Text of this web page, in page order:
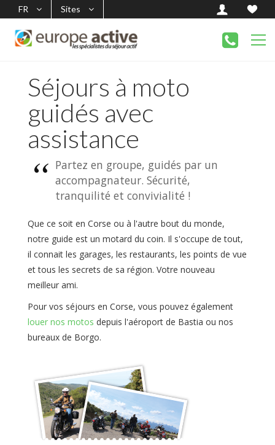
FR Sites
Séjours à moto
guidés avec
assistance
Partez en groupe, guidés par un
accompagnateur. Sécurité,
tranquilité et convivialité !
Que ce soit en Corse ou à l'autre bout du monde,
notre guide est un motard du coin. Il s'occupe de tout,
il connait les garages, les restaurants, les points de vue
et tous les secrets de sa région. Votre nouveau
meilleur ami.
Pour vos séjours en Corse, vous pouvez également
louer nos motos depuis l'aéroport de Bastia ou nos
bureaux de Borgo.